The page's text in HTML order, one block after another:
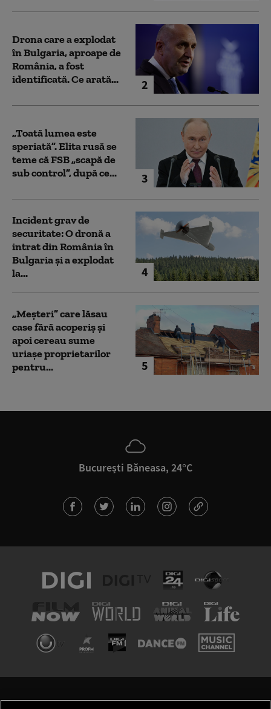
2
Drona care a explodat
în Bulgaria, aproape de
România, a fost
identificată. Ce arată...
3
„Toată lumea este
speriată”. Elita rusă se
teme că FSB „scapă de
sub control”, după ce...
4
Incident grav de
securitate: O dronă a
intrat din România în
Bulgaria şi a explodat
la...
5
„Meșteri” care lăsau
case fără acoperiș și
apoi cereau sume
uriașe proprietarilor
pentru...
București Băneasa, 24°C